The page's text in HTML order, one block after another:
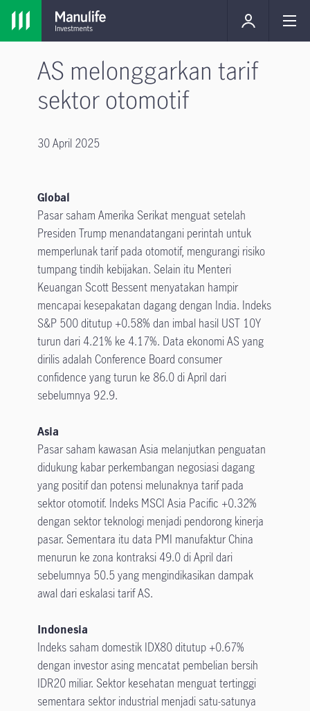
AS melonggarkan tarif
sektor otomotif
30 April 2025
Global
Pasar saham Amerika Serikat menguat setelah
Presiden Trump menandatangani perintah untuk
memperlunak tarif pada otomotif, mengurangi risiko
tumpang tindih kebijakan. Selain itu Menteri
Keuangan Scott Bessent menyatakan hampir
mencapai kesepakatan dagang dengan India. Indeks
S&P 500 ditutup +0.58% dan imbal hasil UST 10Y
turun dari 4.21% ke 4.17%. Data ekonomi AS yang
dirilis adalah Conference Board consumer
confidence yang turun ke 86.0 di April dari
sebelumnya 92.9.
Asia
Pasar saham kawasan Asia melanjutkan penguatan
didukung kabar perkembangan negosiasi dagang
yang positif dan potensi melunaknya tarif pada
sektor otomotif. Indeks MSCI Asia Pacific +0.32%
dengan sektor teknologi menjadi pendorong kinerja
pasar. Sementara itu data PMI manufaktur China
menurun ke zona kontraksi 49.0 di April dari
sebelumnya 50.5 yang mengindikasikan dampak
awal dari eskalasi tarif AS.
Indonesia
Indeks saham domestik IDX80 ditutup +0.67%
dengan investor asing mencatat pembelian bersih
IDR20 miliar. Sektor kesehatan menguat tertinggi
sementara sektor industrial menjadi satu-satunya